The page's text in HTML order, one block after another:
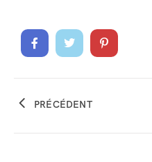
PRÉCÉDENT